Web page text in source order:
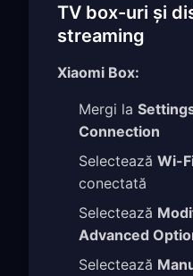
TV box-uri și
streaming
Xiaomi Box:
Mergi la
Connection
Selectează Wi-
conectată
Selectează
Advanced
Selectează